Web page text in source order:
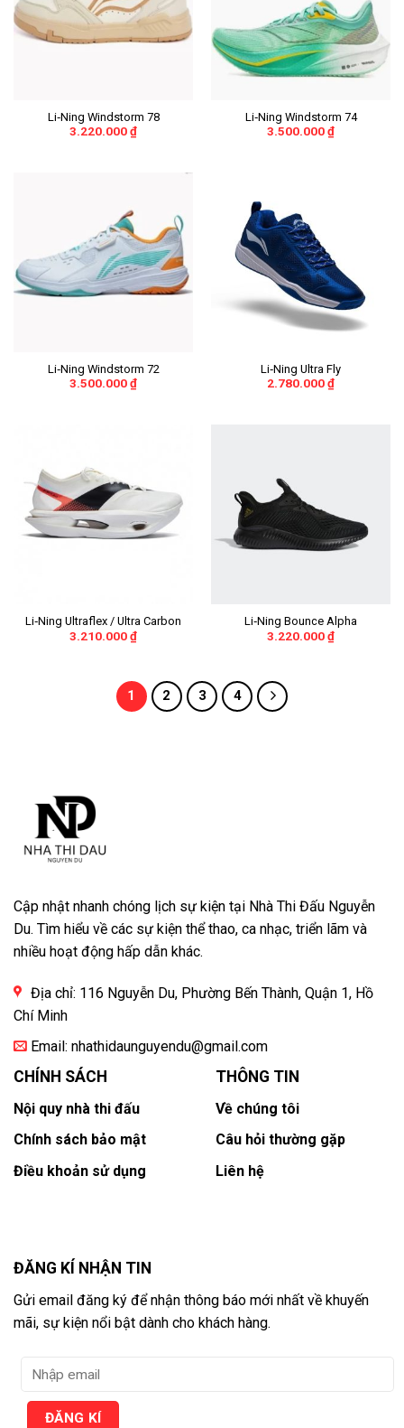
Li‑Ning Windstorm 78
3.220.000₫
Li‑Ning Windstorm 74
3.500.000₫
Li‑Ning Windstorm 72
3.500.000₫
Li‑Ning Ultra Fly
2.780.000₫
Li‑Ning Ultraflex / Ultra Carbon
3.210.000₫
Li‑Ning Bounce Alpha
3.220.000₫
1 2 3 4
Cập nhật nhanh chóng lịch sự kiện tại Nhà Thi Đấu Nguyễn
Du. Tìm hiểu về các sự kiện thể thao, ca nhạc, triển lãm và
nhiều hoạt động hấp dẫn khác.
Địa chỉ: 116 Nguyễn Du, Phường Bến Thành, Quận 1, Hồ
Chí Minh
Email: nhathidaunguyendu@gmail.com
CHÍNH SÁCH
Nội quy nhà thi đấu
Chính sách bảo mật
Điều khoản sử dụng
THÔNG TIN
Về chúng tôi
Câu hỏi thường gặp
Liên hệ
ĐĂNG KÍ NHẬN TIN
Gửi email đăng ký để nhận thông báo mới nhất về khuyến
mãi, sự kiện nổi bật dành cho khách hàng.